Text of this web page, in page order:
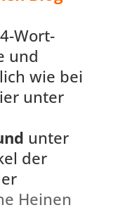
Wort-
und
wie bei
unter
unter
der
Heinen